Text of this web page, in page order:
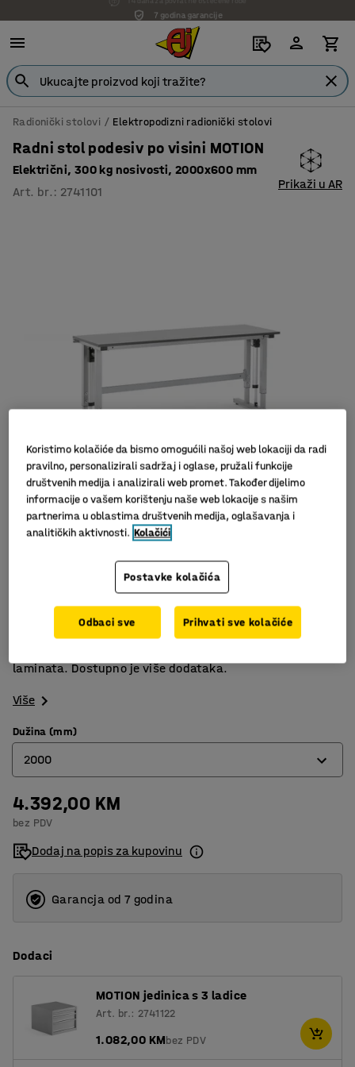
7 godina garancije
Radionički stolovi Elektropodizni radionički stolovi
Radni stol podesiv po visini MOTION
Električni, 300 kg nosivosti, 2000x600 mm
Art. br. : 2741101
Prikaži u AR
Jednostavno podešavanje
Ergonomsko radno mjesto
Radni stol električni, podesiv po visini za ergonomsko
laminata. Dostupno je više dodataka.
Više
Dužina (mm)
2000
1200
1500
2000
2500
4.392,00 KM
bez PDV
Dodaj na popis za kupovinu
Garancja od 7 godina
Dodaci
MOTION jedinica s 3 ladice
Art. br.: 2741122
1.082,00 KMbez PDV
Koristimo kolačiće da bismo omogućili našoj web lokaciji da radi
pravilno, personalizirali sadržaj i oglase, pružali funkcije
društvenih medija i analizirali web promet. Također dijelimo
informacije o vašem korištenju naše web lokacije s našim
partnerima u oblastima društvenih medija, oglašavanja i
analitičkih aktivnosti. Kolačići
Postavke kolačića
Odbaci sve Prihvati sve kolačiće